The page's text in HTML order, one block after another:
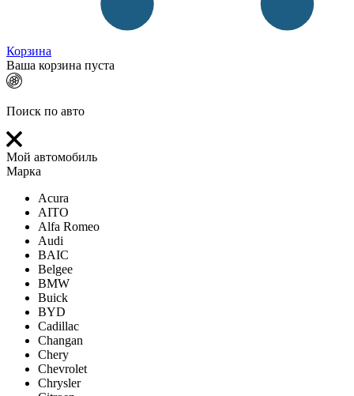
Корзина
Ваша корзина пуста
Поиск по авто
Мой автомобиль
Марка
Acura
AITO
Alfa Romeo
Audi
BAIC
Belgee
BMW
Buick
BYD
Cadillac
Changan
Chery
Chevrolet
Chrysler